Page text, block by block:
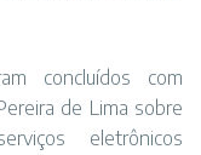
concluídos com
de Lima sobre
eletrônicos